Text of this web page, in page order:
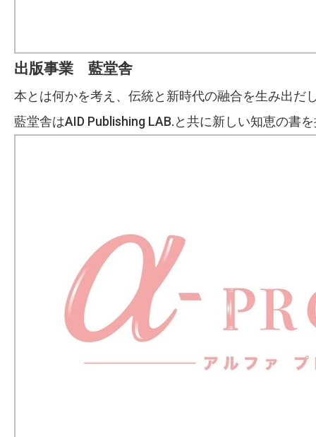
出版事業 藍堂舎
本とは何かを考え、伝統と新時代の融合を生み出だ
藍堂舎はAID Publishing LAB.と共に新しい知恵の書